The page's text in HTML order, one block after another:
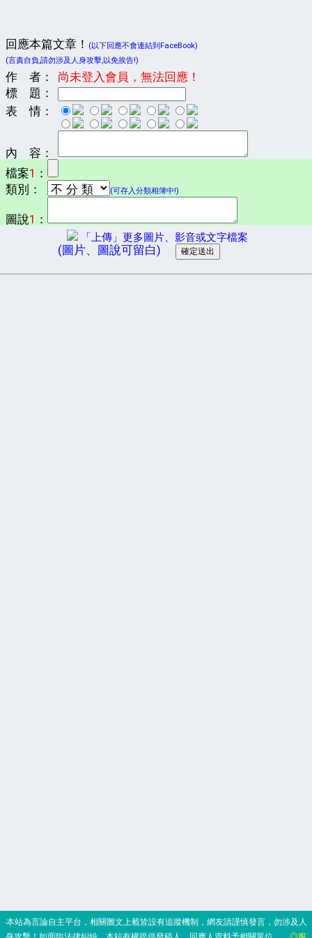
回應本篇文章！
(以下回應不會連結到FaceBook)
(言責自負,請勿涉及人身攻擊,以免挨告!)
作 者：
尚未登入會員，無法回應！
標 題：
表 情：
內 容：
檔案1 ：
類別：
(可存入分類相簿中!)
圖說1 ：
「上傳」更多圖片、影音或文字檔案
(圖片、圖說可留白)
‧本站為言論自主平台，相關圖文上載皆設有追蹤機制，網友請謹慎發言，勿涉及人